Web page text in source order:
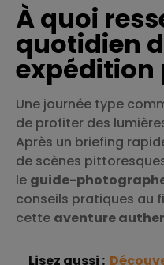
À quoi
quotidien
expédition
Une journée type
de profiter des
Après un briefing
de scènes
le guide-
conseils pratiques au
cette aventure
Lisez aussi :